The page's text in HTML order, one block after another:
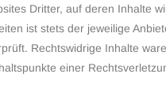
Dritter, auf deren Inhalte
ist stets der jeweilige
Rechtswidrige Inhalte
einer